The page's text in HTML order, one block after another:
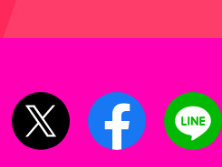
Facebook